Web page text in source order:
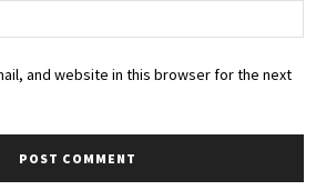
and website in this browser for the next